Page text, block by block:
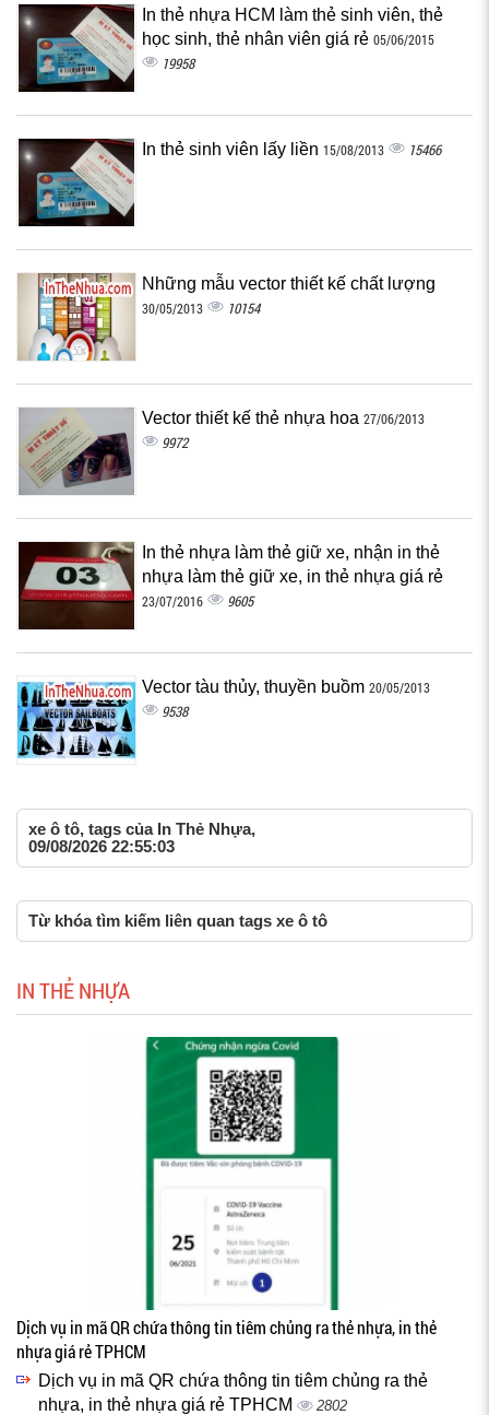
In thẻ nhựa HCM làm thẻ sinh viên, thẻ
học sinh, thẻ nhân viên giá rẻ 05/06/2015
19958
In thẻ sinh viên lấy liền 15/08/2013 15466
Những mẫu vector thiết kế chất lượng
30/05/2013 10154
Vector thiết kế thẻ nhựa hoa 27/06/2013
9972
In thẻ nhựa làm thẻ giữ xe, nhận in thẻ
nhựa làm thẻ giữ xe, in thẻ nhựa giá rẻ
23/07/2016 9605
Vector tàu thủy, thuyền buồm 20/05/2013
9538
xe ô tô, tags của In Thẻ Nhựa,
09/08/2026 22:55:03
Từ khóa tìm kiếm liên quan tags xe ô tô
IN THẺ NHỰA
Dịch vụ in mã QR chứa thông tin tiêm chủng ra thẻ nhựa, in thẻ
nhựa giá rẻ TPHCM
Dịch vụ in mã QR chứa thông tin tiêm chủng ra thẻ
nhựa, in thẻ nhựa giá rẻ TPHCM
2802